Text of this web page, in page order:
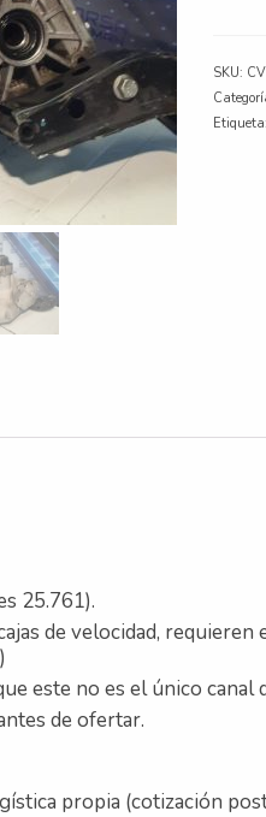
SKU:
Etiqueta:
25.761).
de velocidad,
este no es el único canal
de ofertar.
propia (cotización